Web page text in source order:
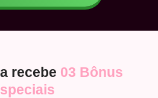
recebe 03 Bônus